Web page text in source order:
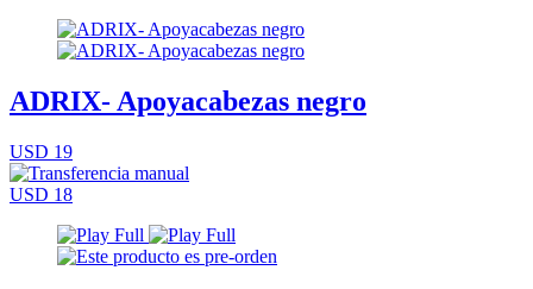
ADRIX- Apoyacabezas negro
USD 19
USD 18